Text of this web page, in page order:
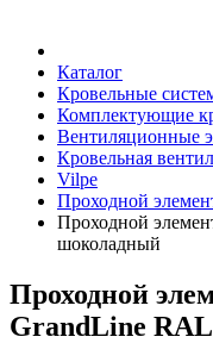
Каталог
Кровельные
Комплектующие
Вентиляционные
Кровельная
Vilpe
Проходной
Проходной
шоколадный
Проходной
GrandLine